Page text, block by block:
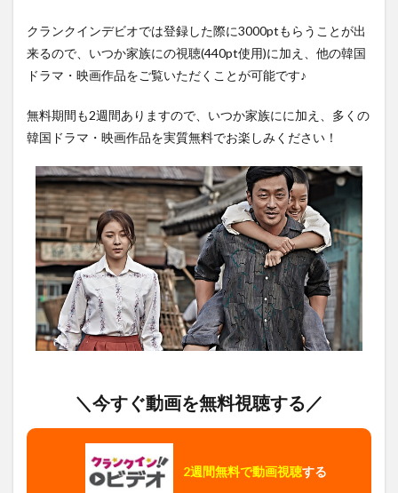
か家
族に
のキ
覧
5
まと
め
クランクインデビオでは登録した際に3000ptもらうことが出
来るので、いつか家族にの視聴(440pt使用)に加え、他の韓国
ドラマ・映画作品をご覧いただくことが可能です♪
無料期間も2週間ありますので、いつか家族にに加え、多くの
韓国ドラマ・映画作品を実質無料でお楽しみください！
＼今すぐ動画を無料視聴する／
2週間無料で動画視聴する